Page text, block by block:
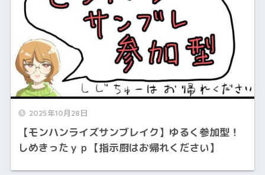
2025年10月28日
【モンハンライズサンブレイク】ゆるく参加型！
しめきったｙｐ【指示厨はお帰れください】